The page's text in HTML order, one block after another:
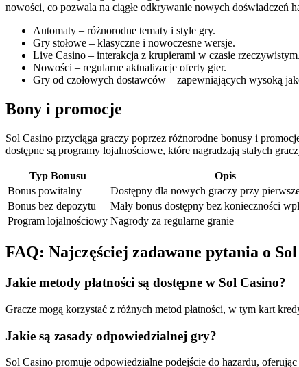
nowości, co pozwala na ciągłe odkrywanie nowych doświadczeń
Automaty – różnorodne tematy i style gry.
Gry stołowe – klasyczne i nowoczesne wersje.
Live Casino – interakcja z krupierami w czasie rzeczywistym.
Nowości – regularne aktualizacje oferty gier.
Gry od czołowych dostawców – zapewniających wysoką
Bony i promocje
Sol Casino przyciąga graczy poprzez różnorodne bonusy i
dostępne są programy lojalnościowe, które nagradzają stałych
Typ Bonusu Opis
Bonus powitalny
Dostępny dla nowych graczy przy
Bonus bez depozytu
Mały bonus dostępny bez konieczności
Program lojalnościowy Nagrody za regularne granie
FAQ: Najczęściej zadawane pytania o
Jakie metody płatności są dostępne w Sol Casino?
Gracze mogą korzystać z różnych metod płatności, w tym kart
Jakie są zasady odpowiedzialnej gry?
Sol Casino promuje odpowiedzialne podejście do hazardu,